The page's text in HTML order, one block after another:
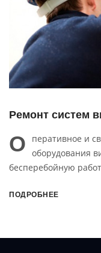
Ремонт систем
О
перативное и
оборудования
бесперебойную
ПОДРОБНЕЕ